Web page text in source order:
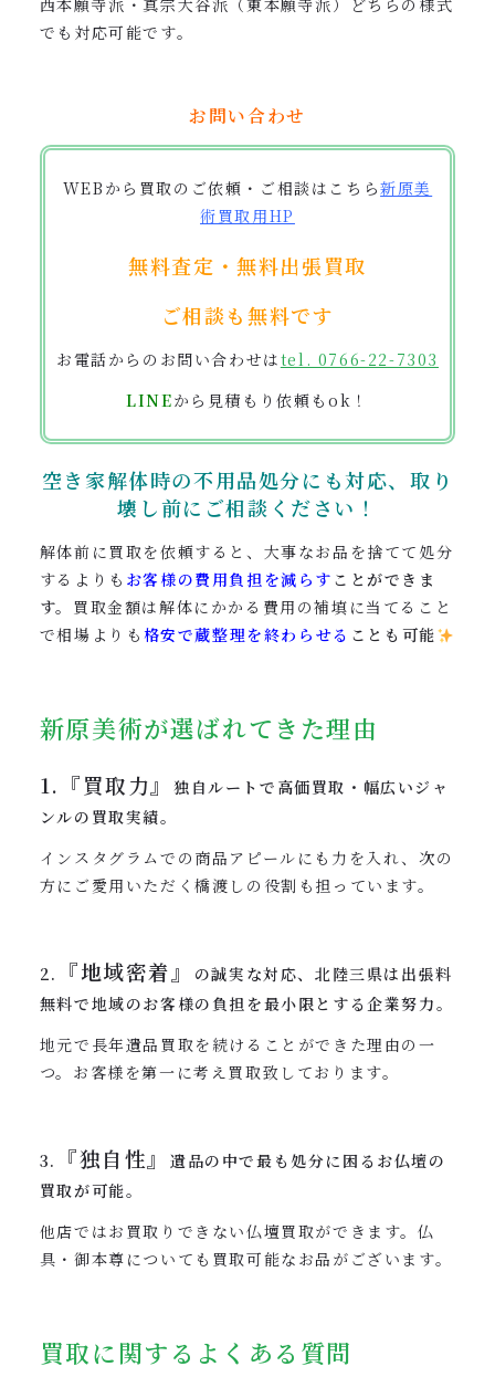
西本願寺派・真宗大谷派（東本願寺派）どちらの様式
でも対応可能です。
お問い合わせ
WEBから買取のご依頼・ご相談はこちら新原美
術買取用HP
無料査定・無料出張買取
ご相談も無料です
お電話からのお問い合わせはtel. 0766-22-7303
LINEから見積もり依頼もok！
空き家解体時の不用品処分にも対応、 取り
壊し前にご相談ください！
解体前に買取を依頼すると、大事なお品を捨てて処分
するよりも お客様の費用負担を減らす ことができま
す。 買取金額は解体にかかる費用の補填に当てること
で相場よりも 格安で蔵整理を終わらせる ことも可能
新原美術が選ばれてきた理由
1.『買取力』独自ルートで高価買取・幅広いジャ
ンルの買取実績。
インスタグラムでの商品アピールにも力を入れ、次の
方にご愛用いただく橋渡しの役割も担っています。
2. 『地域密着』
の誠実な対応、北陸三県は出張料
無料で地域のお客様の負担を最小限とする企業努力。
地元で長年遺品買取を続けることができた理由の一
つ。お客様を第一に考え買取致しております。
3. 『独自性』遺品の中で最も処分に困るお仏壇の
買取が可能。
他店ではお買取りできない仏壇買取ができます。仏
具・御本尊についても買取可能なお品がございます。
買取に関するよくある質問